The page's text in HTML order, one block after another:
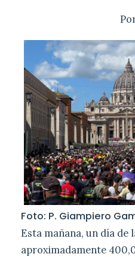
Foto: P. Giampiero
Esta mañana, un día de
aproximadamente